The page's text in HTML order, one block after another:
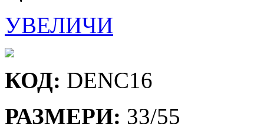
УВЕЛИЧИ
КОД: DENC16
РАЗМЕРИ: 33/55